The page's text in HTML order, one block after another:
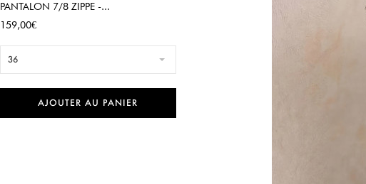
PANTALON 7/8 ZIPPE -...
Prix
159,00€
36
AJOUTER AU PANIER